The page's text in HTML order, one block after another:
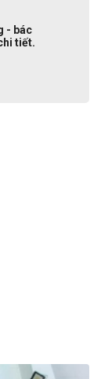
- bác
tiết.